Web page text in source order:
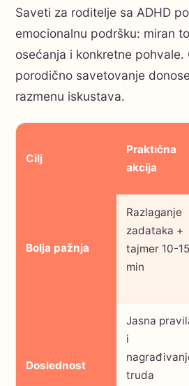
Saveti za roditelje sa ADHD
emocionalnu podršku: miran
osećanja i konkretne pohvale.
porodično savetovanje
razmenu iskustava.
Cilj
Praktična
akcija
Bolja pažnja
Razlaganje
zadataka +
tajmer 10-15
min
Doslednost
Jasna
i
truda